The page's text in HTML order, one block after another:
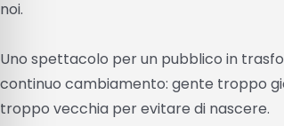
noi.
Uno spettacolo per un pubblico in
continuo cambiamento: gente troppo
troppo vecchia per evitare di nascere.